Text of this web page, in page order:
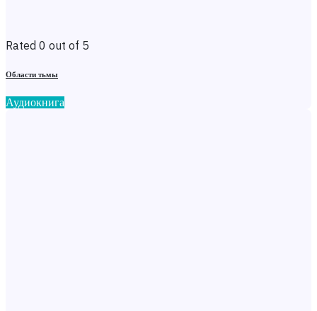
Rated 0 out of 5
Области тьмы
Аудиокнига